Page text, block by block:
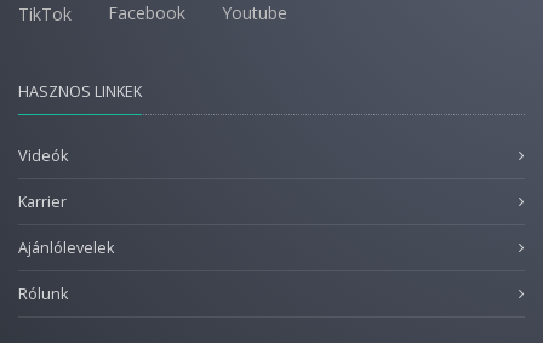
TikTok Facebook Youtube
HASZNOS LINKEK
Videók
Karrier
Ajánlólevelek
Rólunk